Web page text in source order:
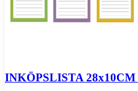
INKÖPSLISTA 28x10CM